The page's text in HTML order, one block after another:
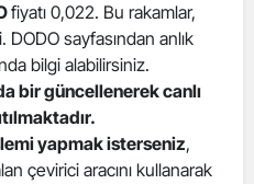
Giresun
Gümüşhane
Hakkari
Hatay
fiyatı 0,022. Bu rakamlar,
sayfasından anlık
bilgi alabilirsiniz.
bir güncellenerek canlı
yapmak isterseniz,
çevirici aracını kullanarak